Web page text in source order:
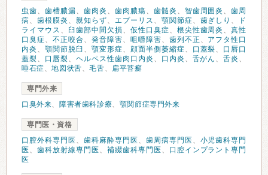
虫歯、 歯槽膿漏、 歯肉炎 、 歯肉膿瘍、 歯髄炎 、 智歯周囲炎 、歯周
病、 歯根膜炎 、 親知らず、 エプーリス 、 顎関節症、 歯ぎしり 、
ド
ライマウス 、 臼歯部中間欠損 、 仮性口臭症、 根尖性歯周炎 、真性
口臭症、 不正咬合、 発音障害、 咀嚼障害、 歯列不正 、 アフタ性口
内炎 、 顎関節脱臼 、 顎変形症、 顔面半側萎縮症、 口蓋裂、 口唇口
蓋裂、 口唇裂、 ヘルペス性歯肉口内炎 、 口内炎 、 舌がん 、舌炎 、
唾石症、地図状舌、毛舌、 扁平苔癬
専門外来
口臭外来、 障害者歯科診療、 顎関節症専門外来
専門医・資格
口腔外科専門医 、 歯科麻酔専門医 、 歯周病専門医 、 小児歯科専門
医 、 歯科放射線専門医 、 補綴歯科専門医 、 口腔インプラント専門
医